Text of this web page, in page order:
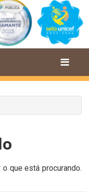
que está procurando.